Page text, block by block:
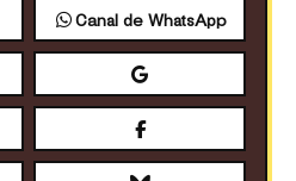
Canal de WhatsApp